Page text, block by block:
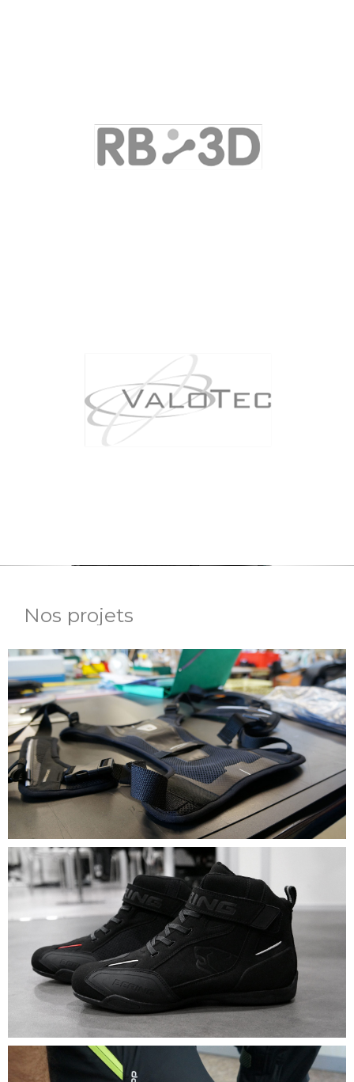
Nos projets